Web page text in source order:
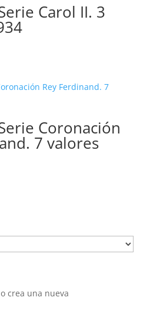
Carol II. 3
Coronación
7 valores
crea una nueva